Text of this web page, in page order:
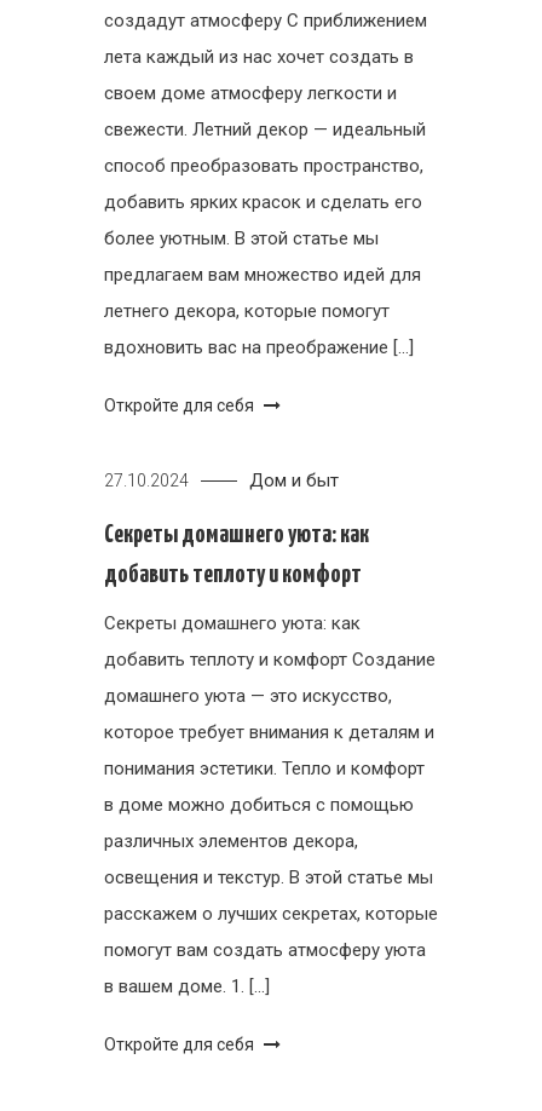
создадут атмосферу С приближением
лета каждый из нас хочет создать в
своем доме атмосферу легкости и
свежести. Летний декор — идеальный
способ преобразовать пространство,
добавить ярких красок и сделать его
более уютным. В этой статье мы
предлагаем вам множество идей для
летнего декора, которые помогут
вдохновить вас на преображение […]
Откройте для себя
27.10.2024 Дом и быт
Секреты домашнего уюта: как
добавить теплоту и комфорт
Секреты домашнего уюта: как
добавить теплоту и комфорт Создание
домашнего уюта — это искусство,
которое требует внимания к деталям и
понимания эстетики. Тепло и комфорт
в доме можно добиться с помощью
различных элементов декора,
освещения и текстур. В этой статье мы
расскажем о лучших секретах, которые
помогут вам создать атмосферу уюта
в вашем доме. 1. […]
Откройте для себя